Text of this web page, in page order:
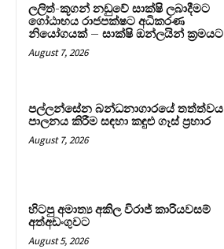
ලලිත්-කූගන් නඩුවේ සාක්ෂි ලබාදීමට
ගෝඨාභය රාජපක්ෂට අධිකරණ
නියෝගයක් – සාක්ෂි ඔන්ලයින් ක්‍රමයට
August 7, 2026
පල්ලන්සේන බන්ධනාගාරයේ තත්ත්වය
පාලනය කිරීම සඳහා කඳුළු ගෑස් ප්‍රහාර
August 7, 2026
හිටපු අමාත්‍ය අකිල විරාජ් කාරියවසම්
අත්අඩංගුවට
August 5, 2026